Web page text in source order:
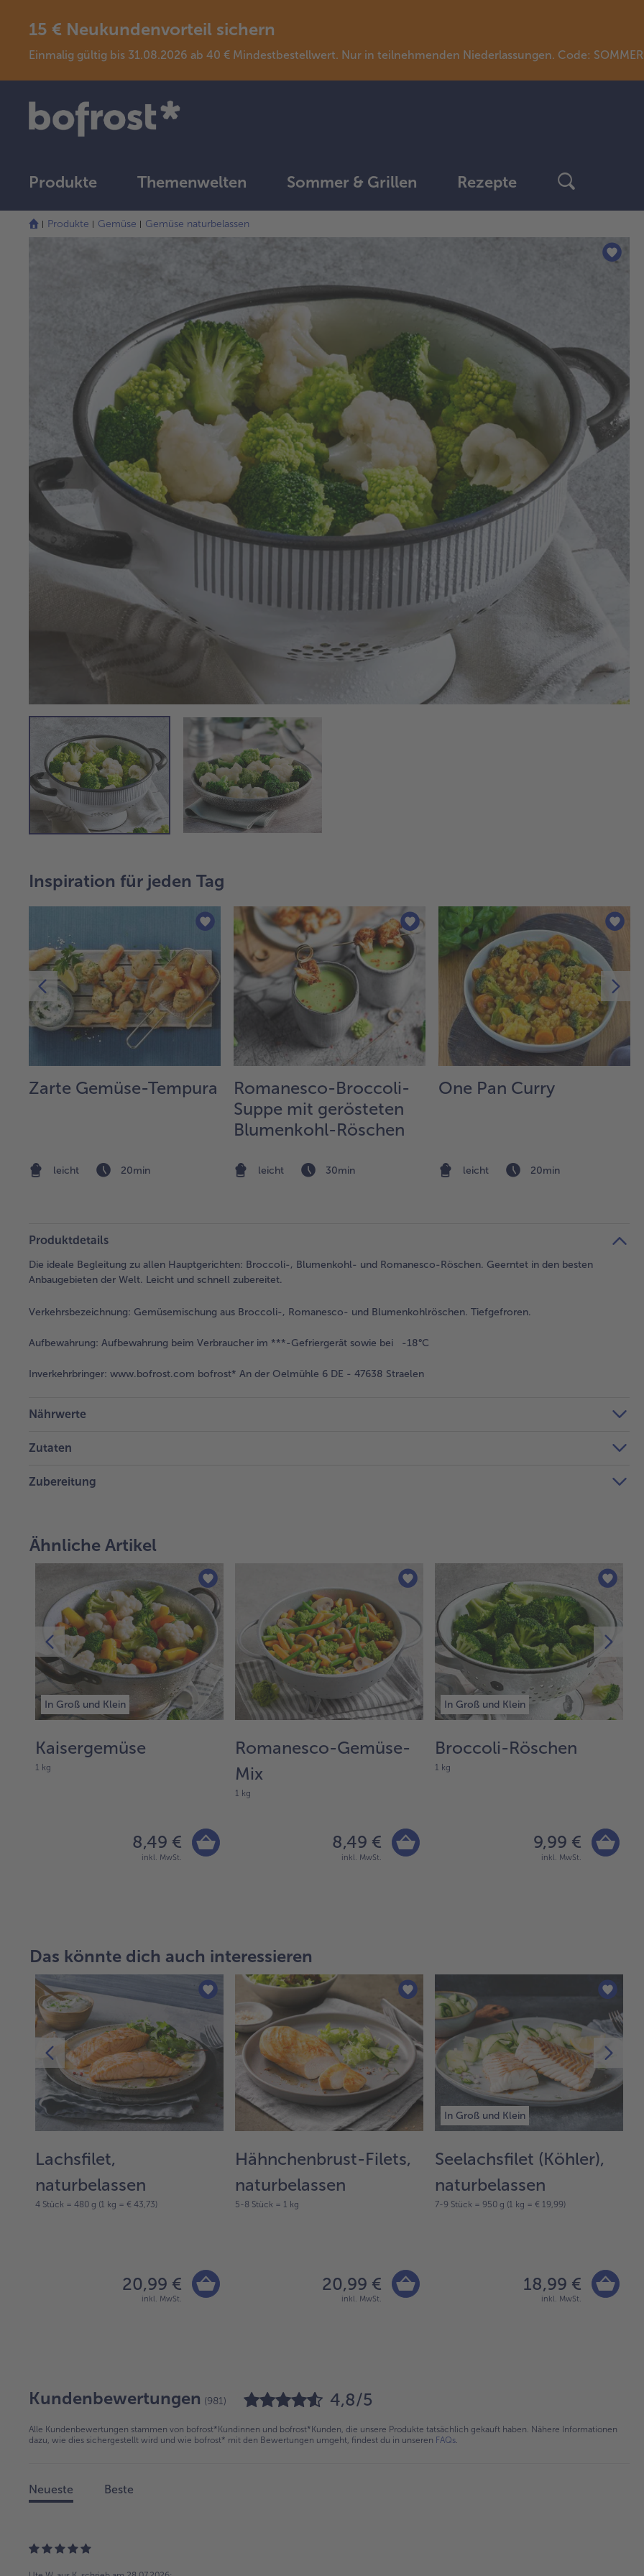
15 € Neukundenvorteil sichern
Einmalig gültig bis 31.08.2026 ab 40 € Mindestbestellwert. Nur in teilnehmenden Niederlassungen. Code:
Produkte Themenwelten Sommer & Grillen Rezepte
Produkte Gemüse Gemüse naturbelassen
Inspiration für jeden Tag
Zarte Gemüse-Tempura
leicht 20min
Romanesco-Broccoli-
Suppe mit gerösteten
Blumenkohl-Röschen
leicht 30min
One Pan Curry
leicht 20min
Produktdetails
Die ideale Begleitung zu allen Hauptgerichten: Broccoli-, Blumenkohl- und Romanesco-Röschen. Geerntet in den besten
Anbaugebieten der Welt. Leicht und schnell zubereitet.
Verkehrsbezeichnung: Gemüsemischung aus Broccoli-, Romanesco- und Blumenkohlröschen. Tiefgefroren.
Aufbewahrung: Aufbewahrung beim Verbraucher im ***-Gefriergerät sowie bei -18°C
Inverkehrbringer: www.bofrost.com bofrost* An der Oelmühle 6 DE - 47638 Straelen
Nährwerte
Zutaten
Zubereitung
Ähnliche Artikel
In Groß und Klein
Kaisergemüse
1 kg
8,49 €
inkl. MwSt.
Romanesco-Gemüse-
Mix
1 kg
8,49 €
inkl. MwSt.
In Groß und Klein
Broccoli-Röschen
1 kg
9,99 €
inkl. MwSt.
Das könnte dich auch interessieren
Lachsfilet,
naturbelassen
4 Stück = 480 g (1 kg = € 43,73)
20,99 €
inkl. MwSt.
Hähnchenbrust-Filets,
naturbelassen
5-8 Stück = 1 kg
20,99 €
inkl. MwSt.
In Groß und Klein
Seelachsfilet (Köhler),
naturbelassen
7-9 Stück = 950 g (1 kg = € 19,99)
18,99 €
inkl. MwSt.
Kundenbewertungen (981) 4,8/5
Alle Kundenbewertungen stammen von bofrost*Kundinnen und bofrost*Kunden, die unsere Produkte tatsächlich gekauft haben. Nähere Informationen
dazu, wie dies sichergestellt wird und wie bofrost* mit den Bewertungen umgeht, findest du in unseren FAQs.
Neueste Beste